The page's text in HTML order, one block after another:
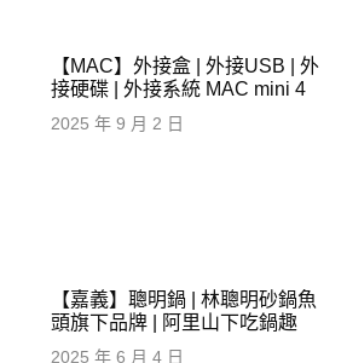
【MAC】外接盒 | 外接USB | 外
接硬碟 | 外接系統 MAC mini 4
2025 年 9 月 2 日
【嘉義】聰明鍋 | 林聰明砂鍋魚
頭旗下品牌 | 阿里山下吃鍋趣
2025 年 6 月 4 日